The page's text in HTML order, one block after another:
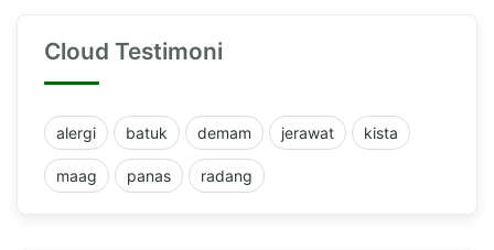
Cloud Testimoni
alergi batuk demam jerawat kista
maag panas radang